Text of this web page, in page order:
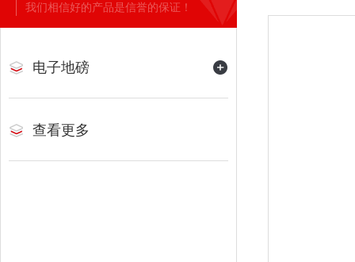
我们相信好的产品是信誉的保证！
电子地磅
查看更多